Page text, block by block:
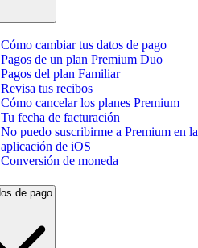
Cómo cambiar tus datos de pago
Pagos de un plan Premium Duo
Pagos del plan Familiar
Revisa tus recibos
Cómo cancelar los planes Premium
Tu fecha de facturación
No puedo suscribirme a Premium en la
aplicación de iOS
Conversión de moneda